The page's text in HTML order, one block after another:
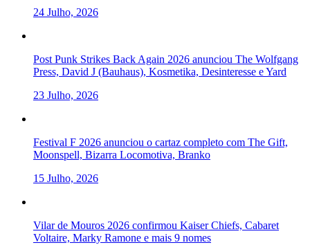
24 Julho, 2026
Post Punk Strikes Back Again 2026 anunciou The Wolfgang
Press, David J (Bauhaus), Kosmetika, Desinteresse e Yard
23 Julho, 2026
Festival F 2026 anunciou o cartaz completo com The Gift,
Moonspell, Bizarra Locomotiva, Branko
15 Julho, 2026
Vilar de Mouros 2026 confirmou Kaiser Chiefs, Cabaret
Voltaire, Marky Ramone e mais 9 nomes